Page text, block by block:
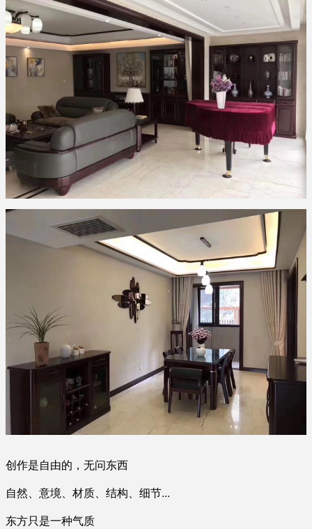
创作是自由的，无问东西
自然、意境、材质、结构、细节...
东方只是一种气质